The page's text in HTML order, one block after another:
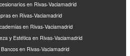
en Rivas-Vaciamadrid
en Rivas-Vaciamadrid
en Rivas-Vaciamadrid
y Estética en Rivas-Vaciamadrid
en Rivas-Vaciamadrid